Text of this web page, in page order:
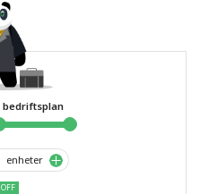
bedriftsplan
enheter